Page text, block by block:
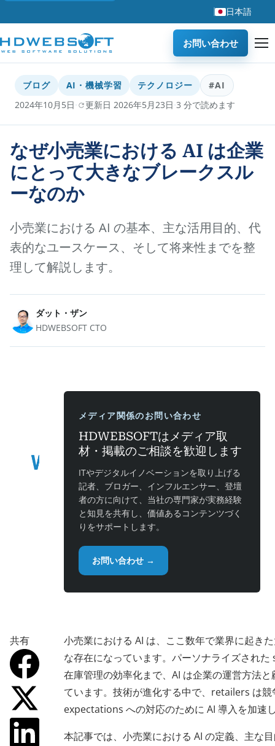
日本語
お問い合わせ
ブログ AI・機械学習 テクノロジー
#AI
2024年10月5日· 更新日 2026年5月23日·3 分で読めます
なぜ小売業における AI は企業
にとって大きなブレークスル
ーなのか
小売業における AI の基本、主な活用目的、代
表的なユースケース、そして将来性までを整
理して解説します。
ダット・ザン
HDWEBSOFT CTO
メディア関係のお問い合わせ
HDWEBSOFTはメディア取
材・掲載のご相談を歓迎します
ITやデジタルイノベーションを取り上げる
記者、ブロガー、インフルエンサー、登壇
者の方に向けて、当社の専門家が実務経験
と知見を共有し、価値あるコンテンツづく
りをサポートします。
お問い合わせ →
共有
小売業における AI は、ここ数年で業界に起き
な存在になっています。パーソナライズされ
在庫管理の効率化まで、AI は企業の運営方法
ています。技術が進化する中で、retailers は
expectations への対応のために AI 導入を加速
本記事では、小売業における AI の定義、主な